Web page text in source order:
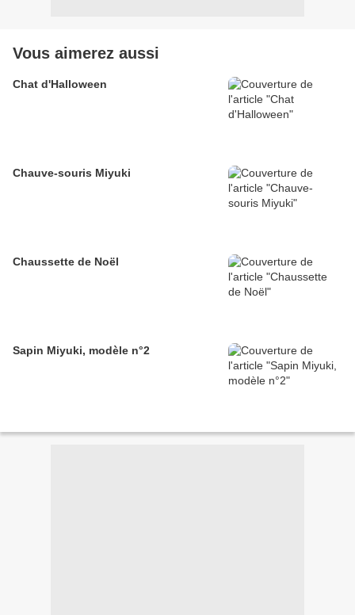
Vous aimerez aussi
Chat d'Halloween
Chauve-souris Miyuki
Chaussette de Noël
Sapin Miyuki, modèle n°2